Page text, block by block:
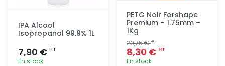
IPA Alcool
Isopropanol 99.9% 1L
7,90 € HT
En stock
PETG Noir Forshape
Premium – 1.75mm –
1Kg
20,75 €HT
8,30 € HT
En stock